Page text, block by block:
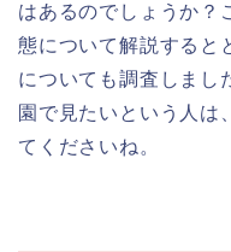
はあるのでしょうか？
態について解説すると
についても調査しまし
園で見たいという人は
てくださいね。